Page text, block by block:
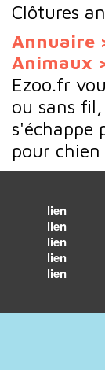
Clôtures
Annuaire
Animaux
Ezoo.fr
ou sans
s'échappe
pour chien
lien
lien
lien
lien
lien